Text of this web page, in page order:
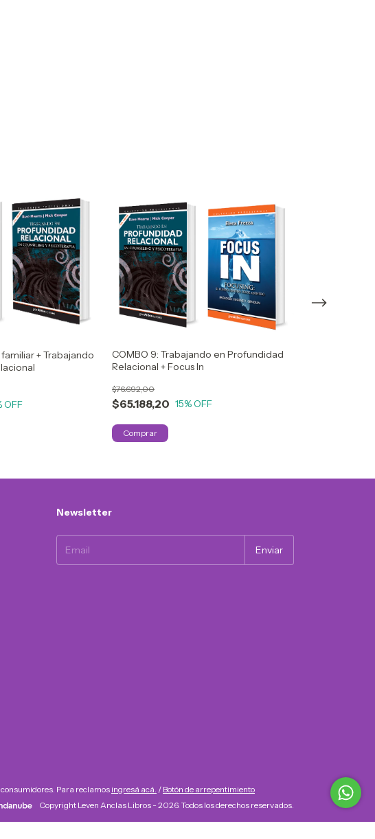
+ Trabajando
OFF
COMBO 9: Trabajando en Profundidad
Relacional + Focus In
$65.188,20
$76.692,00
15% OFF
Newsletter
consumidores. Para reclamosingresá acá. / Botón de arrepentimiento
Copyright Leven Anclas Libros - 2026. Todos los derechos reservados.